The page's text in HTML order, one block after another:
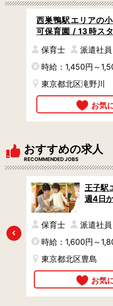
西巣鴨駅エリアの
可保育園 / 13時ス
OK保育士
派遣社員
時給：1,450円～
東京都北区滝野川
おすすめの求人
RECOMMENDED JOBS
Previous
王子駅
週4日
休み
保育士
派遣社員
時給：1,600円～
東京都北区豊島